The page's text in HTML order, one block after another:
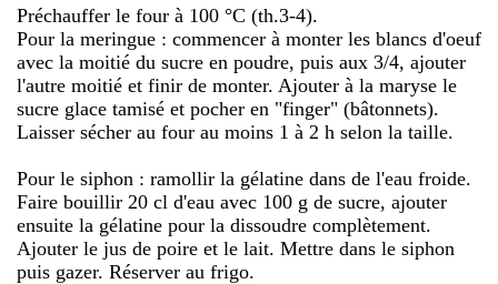
Préchauffer le four à 100 °C (th.3-4).
Pour la meringue : commencer à monter les blancs d'oeuf
avec la moitié du sucre en poudre, puis aux 3/4, ajouter
l'autre moitié et finir de monter. Ajouter à la maryse le
sucre glace tamisé et pocher en "finger" (bâtonnets).
Laisser sécher au four au moins 1 à 2 h selon la taille.
Pour le siphon : ramollir la gélatine dans de l'eau froide.
Faire bouillir 20 cl d'eau avec 100 g de sucre, ajouter
ensuite la gélatine pour la dissoudre complètement.
Ajouter le jus de poire et le lait. Mettre dans le siphon
puis gazer. Réserver au frigo.